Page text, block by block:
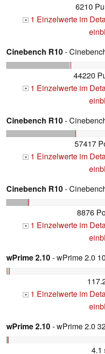
6210
+ 1 Einzelwerte im
Cinebench R10-
44220
+ 1 Einzelwerte im
Cinebench R10-
57417
+ 1 Einzelwerte im
Cinebench R10-
8876
+ 1 Einzelwerte im
wPrime 2.10- wPrime 2.0
+ 1 Einzelwerte im
wPrime 2.10- wPrime 2.0
4.1